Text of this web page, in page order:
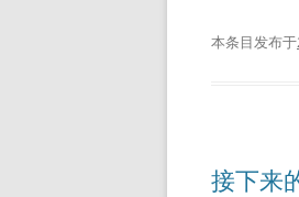
本条目发布于
接下来